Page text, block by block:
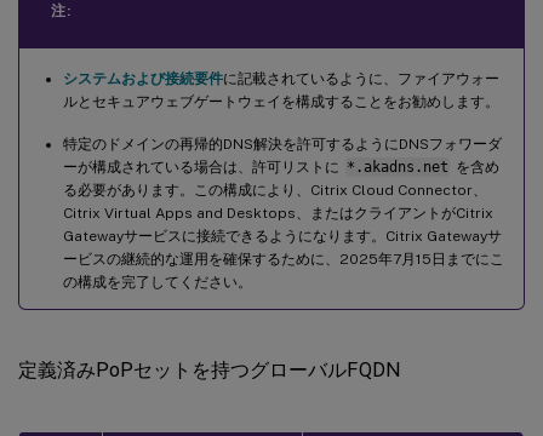
注:
システムおよび接続要件に記載されているように、ファイアウォー
ルとセキュアウェブゲートウェイを構成することをお勧めします。
特定のドメインの再帰的DNS解決を許可するようにDNSフォワーダ
ーが構成されている場合は、許可リストに *.akadns.net を含め
る必要があります。この構成により、Citrix Cloud Connector、
Citrix Virtual Apps and Desktops、またはクライアントがCitrix
Gatewayサービスに接続できるようになります。Citrix Gatewayサ
ービスの継続的な運用を確保するために、2025年7月15日までにこ
の構成を完了してください。
定義済みPoPセットを持つグローバルFQDN